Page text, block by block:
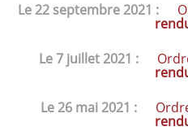
Le 22 septembre 2021 :
rend
Le 7 juillet 2021 :
rend
Le 26 mai 2021 :
rend